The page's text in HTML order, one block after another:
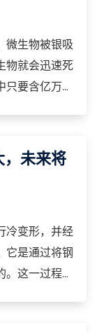
微生物被银吸
物就会迅速死
要含亿万分
多国家的游
化学药品净
，未来将
冷变形，并经
它是通过将钢
这一过程实